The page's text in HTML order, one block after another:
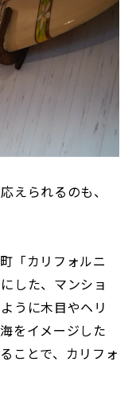
えられるのも、
「カリフォルニ
した、マンショ
うに木目やヘリ
をイメージした
ことで、カリフォ